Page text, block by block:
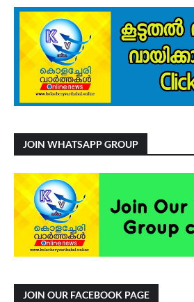
JOIN WHATSAPP GROUP
JOIN OUR FACEBOOK PAGE